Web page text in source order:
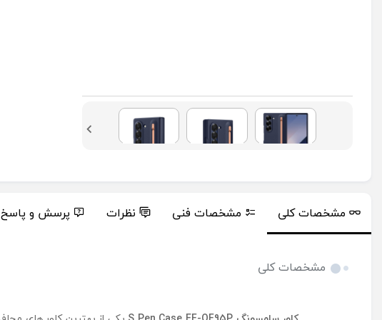
مشخصات کلی مشخصات فنی نظرات پرسش و پاسخ
مشخصات کلی